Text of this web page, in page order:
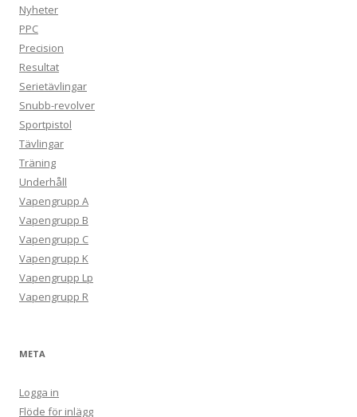
Nyheter
PPC
Precision
Resultat
Serietävlingar
Snubb-revolver
Sportpistol
Tävlingar
Träning
Underhåll
Vapengrupp A
Vapengrupp B
Vapengrupp C
Vapengrupp K
Vapengrupp Lp
Vapengrupp R
META
Logga in
Flöde för inlägg